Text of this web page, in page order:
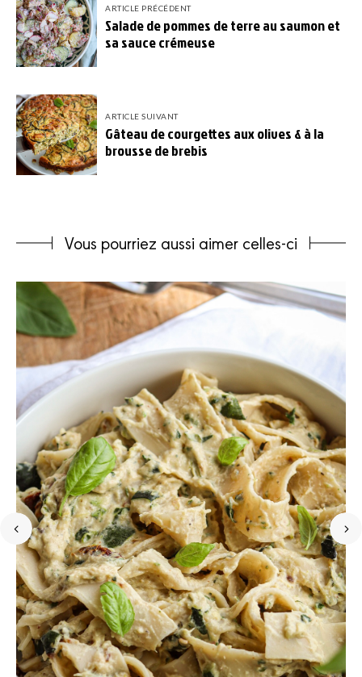
ARTICLE PRÉCÉDENT
Salade de pommes de terre au saumon et
sa sauce crémeuse
ARTICLE SUIVANT
Gâteau de courgettes aux olives & à la
brousse de brebis
Vous pourriez aussi aimer celles-ci